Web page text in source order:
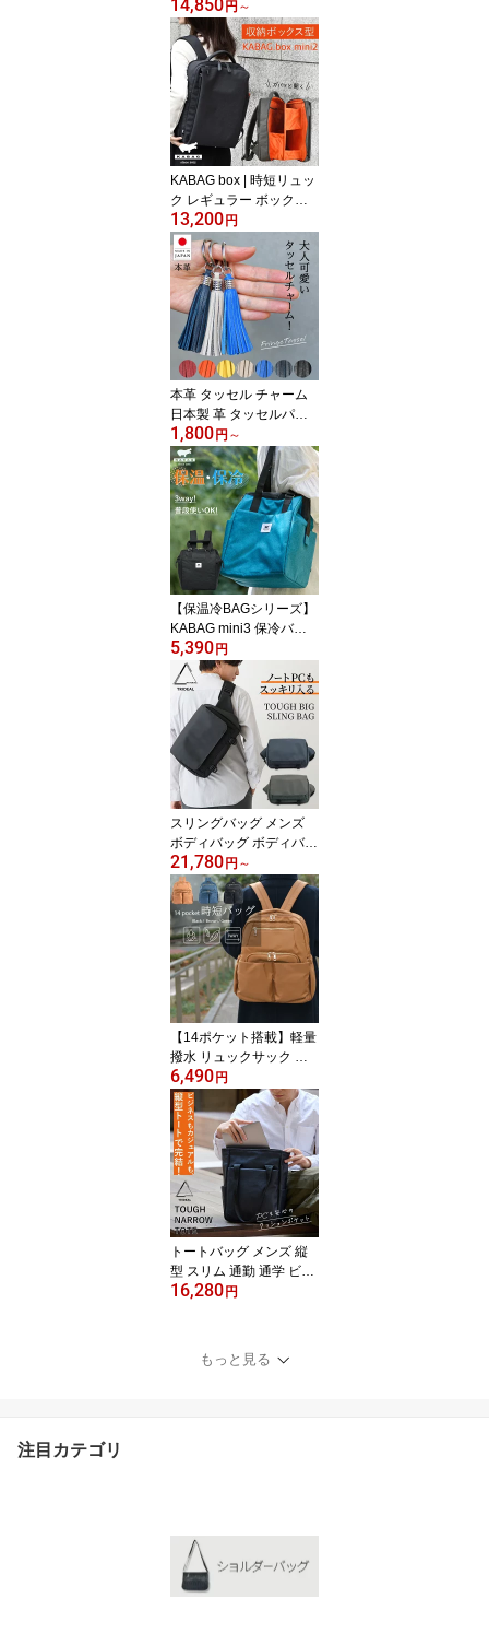
斜めがけ 大人 小さめ 撥
水 ショルダーバッグ ワ
ンショルダー バケツ型バ
ッグ 浴衣 レディース バ
ッグ 肩掛け きれいめ 30
代 40代 50代 2WAY 3WA
Y おしゃれ 高見え シン
プル 人気 送料無料 ユニ
キュート uniqute uq129
14,850円 ～
KABAG box | 時短リュッ
ク レギュラー ボックス
メンズ レディース 観音
開き 自立型 整理整頓 コ
ンパクト A4収納 撥水 軽
量 多機能 時短バッグ 通
勤 通学 旅行 リュックサ
ック バックパック デイ
バッグ カバッグ カバッ
ク box mini 2 送料無料 el
5503a
13,200円
本革 タッセル チャーム
日本製 革 タッセルパー
ツ バッグチャーム キー
ホルダー レザー フリン
ジ アクセサリー バッグ
ポーチ 可愛い おしゃれ
ハンドメイド 黒 ベージ
ュ ブルー レッド ネイビ
ー オレンジ イエロー 赤
プレゼント 敬老の日 ユ
ニキュート uniqute tu00
57
1,800円 ～
【保温冷BAGシリーズ】
KABAG mini3 保冷バッ
グ コンパクト 折りたた
み 3way 保冷 レジカゴ
エコバッグ 買い物かご
リュック トート 肩掛け
撥水 保温 自立 おしゃれ
ペットボトル 自転車 お
弁当 キャンプ 運動会 お
りたたみ バッグ メンズ
レディース カバック kab
ag el8599a
5,390円
スリングバッグ メンズ
ボディバッグ ボディバッ
ク ナイロン ipad 13イン
チ ノートパソコン pc 撥
水 防水 軽い 大容量 大き
め 耐久性 黒 ワンショル
ダーバッグ カメラバッグ
斜めがけバック シンプル
黒 カーキ ネイビー Maku
ake 父の日 タフビッグス
リング TRIDEAL tr0008
21,780円 ～
【14ポケット搭載】軽量
撥水 リュックサック 通
勤 通学 B5 大容量 多機能
レディース 40代 50代 60
代 時短バッグ ママバッ
グ 多収納 ポケット カバ
ン 鞄 黒 グリーン 緑 ブラ
ウン 茶 お出かけ プレゼ
ント 母の日 敬老の日 送
料無料 EL5486
6,490円
トートバッグ メンズ 縦
型 スリム 通勤 通学 ビジ
ネス 新生活 入学祝い 就
ノートパソコン 本革 お
しゃれ シンプル 黒 ネイ
16,280円
もっと見る
注目カテゴリ